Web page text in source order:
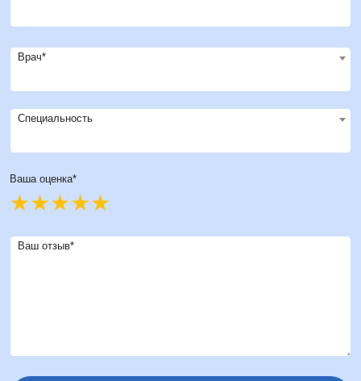
Врач*
Специальность
Ваша оценка*
Ваш отзыв*